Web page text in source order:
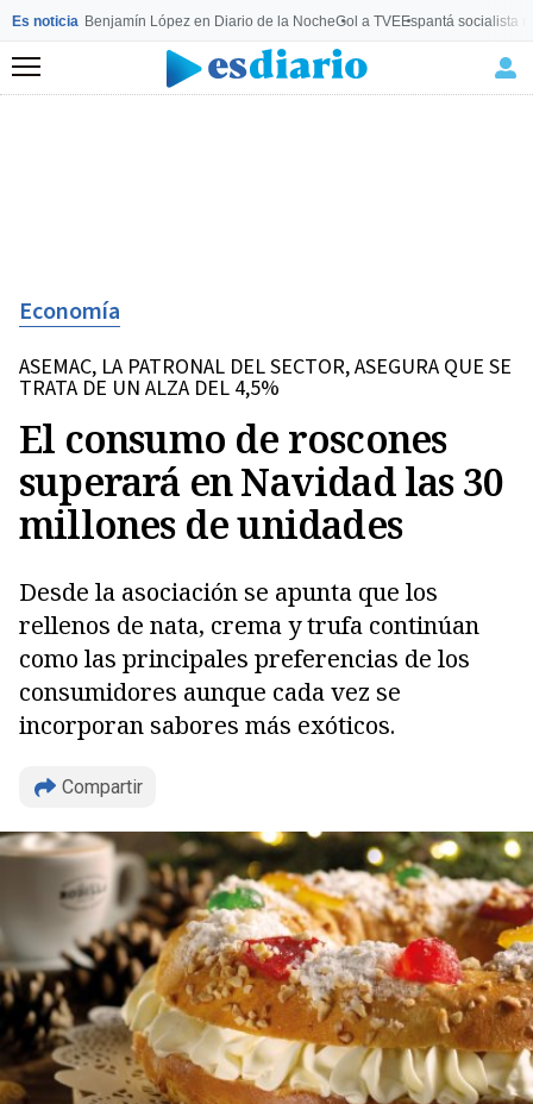
Es noticia Benjamín López en Diario de la NocheGol a TVEEspantá socialista
Menú
Economía
ASEMAC, LA PATRONAL DEL SECTOR, ASEGURA QUE SE
TRATA DE UN ALZA DEL 4,5%
El consumo de roscones
superará en Navidad las 30
millones de unidades
Desde la asociación se apunta que los
rellenos de nata, crema y trufa continúan
como las principales preferencias de los
consumidores aunque cada vez se
incorporan sabores más exóticos.
Compartir